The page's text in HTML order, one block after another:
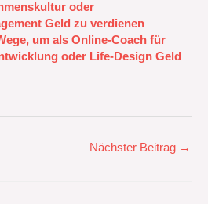
oder
Geld zu verdienen
um als Online-Coach für
oder Life-Design Geld
Nächster Beitrag →